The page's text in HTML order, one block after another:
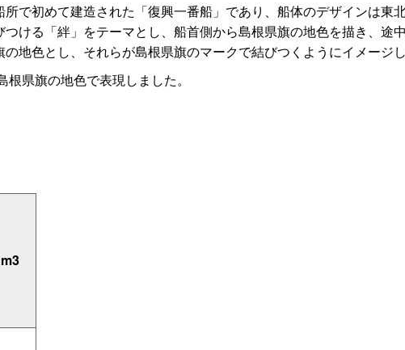
で初めて建造された「復興一番船」であり、船体のデザインは東
ける「絆」をテーマとし、船首側から島根県旗の地色を描き、途
地色とし、それらが島根県旗のマークで結びつくようにイメージし
県旗の地色で表現しました。